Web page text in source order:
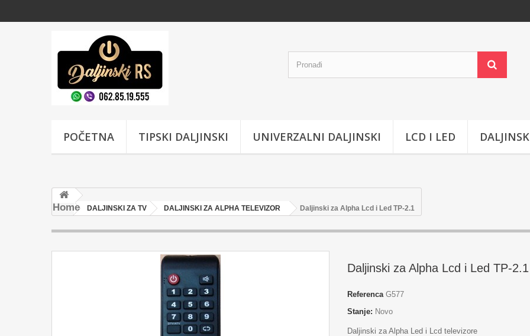
POČETNA TIPSKI DALJINSKI UNIVERZALNI DALJINSKI LCD I LED
Home DALJINSKI ZA TV DALJINSKI ZA ALPHA TELEVIZOR Daljinski za Alpha Lcd i Led TP-2.1
Daljinski za Alpha Lcd i Led TP-2.1
Referenca G577
Stanje: Novo
Daljinski za Alpha Led i Lcd televizore